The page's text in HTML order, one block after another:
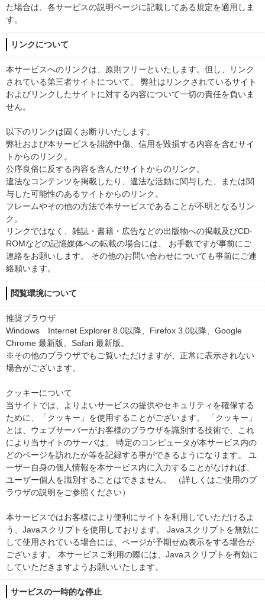
た場合は、各サービスの説明ページに記載してある規定を適用しま
す。
リンクについて
本サービスへのリンクは、原則フリーといたします。但し、リンク
されている第三者サイトについて、 弊社はリンクされているサイト
およびリンクしたサイトに対する内容について一切の責任を負いま
せん。
以下のリンクは固くお断りいたします。
弊社および本サービスを誹謗中傷、信用を毀損する内容を含むサイ
トからのリンク。
公序良俗に反する内容を含んだサイトからのリンク。
違法なコンテンツを掲載したり、違法な活動に関与した、または関
与した可能性のあるサイトからのリンク。
フレームやその他の方法で本サービスであることが不明となるリン
ク。
リンクではなく、雑誌・書籍・広告などの出版物への掲載及びCD-
ROMなどの記憶媒体への転載の場合には、 お手数ですが事前にご
連絡をお願いします。 その他のお問い合わせについても事前にご連
絡願います。
閲覧環境について
推奨ブラウザ
Windows Internet Explorer 8.0以降、Firefox 3.0以降、Google
Chrome 最新版、Safari 最新版。
※その他のブラウザでもご覧いただけますが、正常に表示されない
場合がございます。
クッキーについて
当サイトでは、よりよいサービスの提供やセキュリティを確保する
ために、「クッキー」を使用することがございます。 「クッキー」
とは、ウェブサーバーがお客様のブラウザを識別する技術で、これ
により当サイトのサーバは、 特定のコンピュータが本サービス内の
どのページを訪れたか等を記録する事ができるようになります。 ユ
ーザー自身の個人情報を本サービス内に入力することがなければ、
ユーザー個人を識別することはできません。 （詳しくはご使用のブ
ラウザの説明をご参照ください）
本サービスではお客様により便利にサイトを利用していただけるよ
う、Javaスクリプトを使用しております。 Javaスクリプトを無効に
して使用されている場合には、ページが予期せぬ表示をする場合が
ございます。 本サービスご利用の際には、Javaスクリプトを有効に
していただきますようお願いいたします。
サービスの一時的な停止